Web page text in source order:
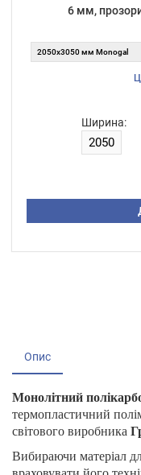
6 мм,
Ширина:
Опис
Монолітний
термопластичний
світового виробника
Вибираючи матеріал